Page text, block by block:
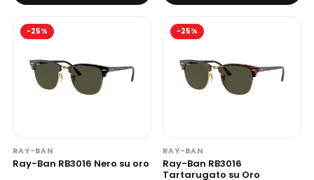
-25%
RAY-BAN
Ray-Ban RB3016 Nero su oro
-25%
RAY-BAN
Ray-Ban RB3016
Tartarugato su Oro